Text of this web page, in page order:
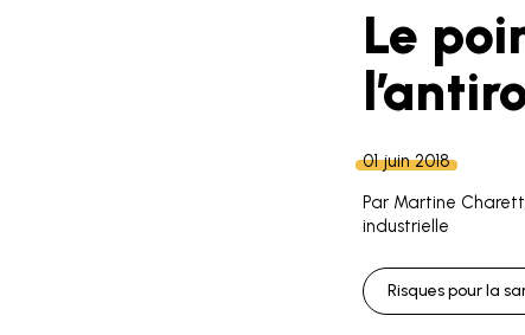
Le
01 juin 2018
Par Martine
industrielle
Risques pour la